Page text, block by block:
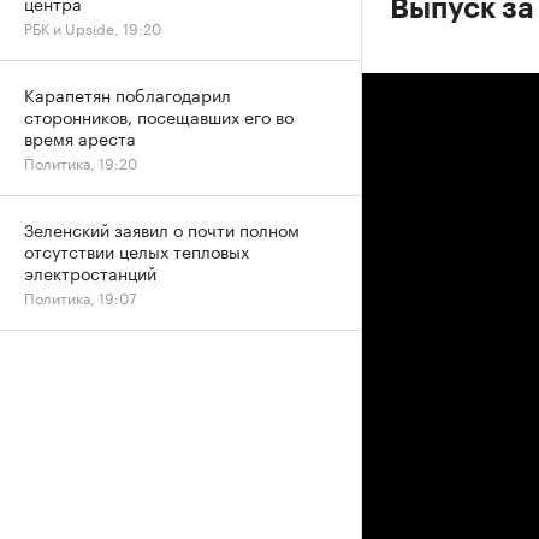
Выпуск
РБК и Upside, 19:20
Карапетян поблагодарил
сторонников, посещавших его во
время ареста
Политика, 19:20
Зеленский заявил о почти полном
отсутствии целых тепловых
электростанций
Политика, 19:07